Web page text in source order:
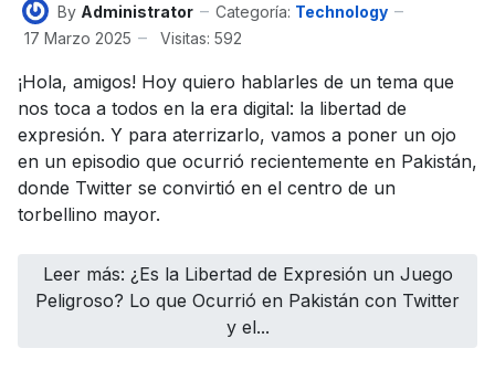
By Administrator Categoría: Technology
17 Marzo 2025
Visitas: 592
¡Hola, amigos! Hoy quiero hablarles de un tema que
nos toca a todos en la era digital: la libertad de
expresión. Y para aterrizarlo, vamos a poner un ojo
en un episodio que ocurrió recientemente en Pakistán,
donde Twitter se convirtió en el centro de un
torbellino mayor.
Leer más: ¿Es la Libertad de Expresión un Juego
Peligroso? Lo que Ocurrió en Pakistán con Twitter
y el...